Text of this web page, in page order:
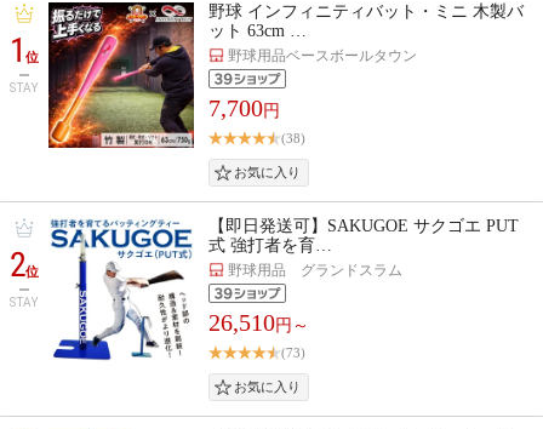
1位
STAY
野球 インフィニティバット・ミニ 木製バ
ット 63cm …
野球用品ベースボールタウン
7,700円
(38)
2位
STAY
【即日発送可】SAKUGOE サクゴエ PUT
式 強打者を育…
野球用品 グランドスラム
26,510円～
(73)